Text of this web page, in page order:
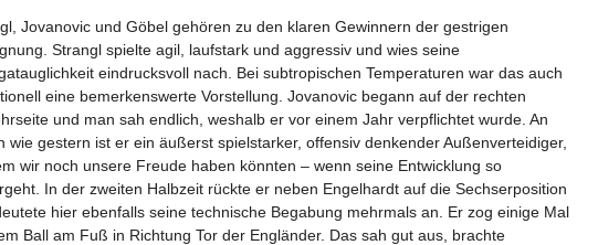
Jovanovic und Göbel gehören zu den klaren Gewinnern der gestrigen
Strangl spielte agil, laufstark und aggressiv und wies seine
eindrucksvoll nach. Bei subtropischen Temperaturen war das auch
eine bemerkenswerte Vorstellung. Jovanovic begann auf der rechten
und man sah endlich, weshalb er vor einem Jahr verpflichtet wurde. An
wie gestern ist er ein äußerst spielstarker, offensiv denkender Außenverteidiger,
wir noch unsere Freude haben könnten – wenn seine Entwicklung so
In der zweiten Halbzeit rückte er neben Engelhardt auf die Sechserposition
hier ebenfalls seine technische Begabung mehrmals an. Er zog einige Mal
Ball am Fuß in Richtung Tor der Engländer. Das sah gut aus, brachte